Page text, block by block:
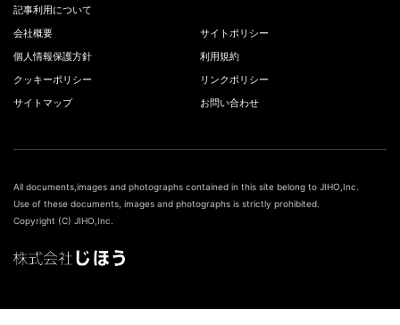
記事利用について
会社概要
サイトポリシー
個人情報保護方針
利用規約
クッキーポリシー
リンクポリシー
サイトマップ
お問い合わせ
All documents,images and photographs contained in this site belong to JIHO,Inc.
Use of these documents, images and photographs is strictly prohibited.
Copyright (C) JIHO,Inc.